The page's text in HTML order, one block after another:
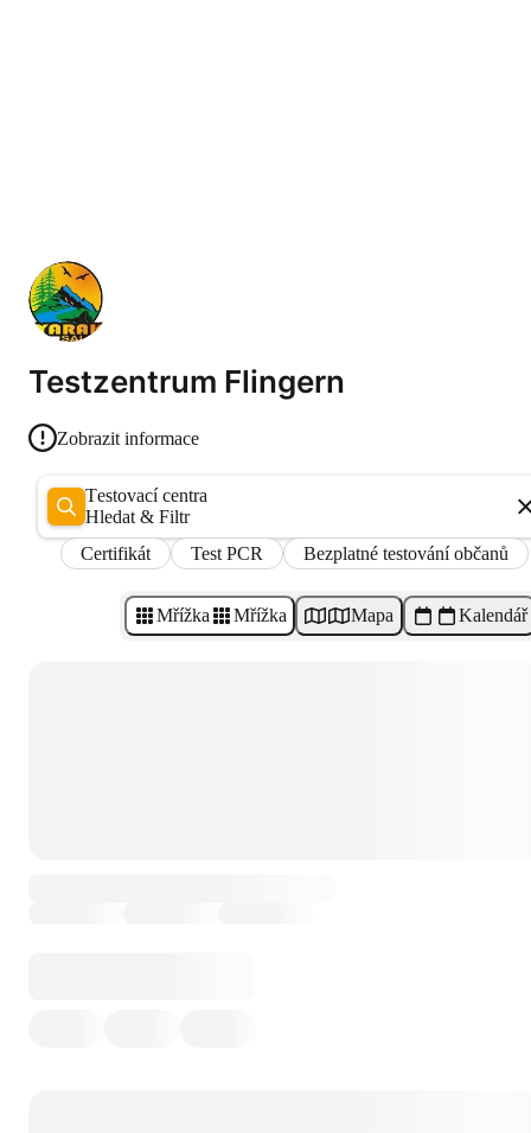
Testzentrum Flingern
Zobrazit informace
Testovací centra
Hledat & Filtr
Certifikát
Test PCR Bezplatné testování občanů
Mřížka Mřížka Mapa Kalendář